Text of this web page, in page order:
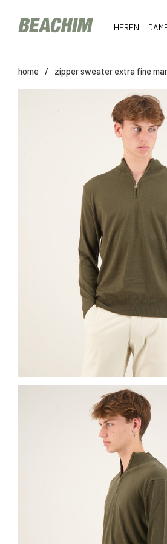
HEREN
home / zipper sweater extra fine